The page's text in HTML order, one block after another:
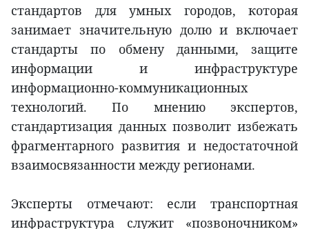
стандартов для умных городов, которая
занимает значительную долю и включает
стандарты по обмену данными, защите
информации и инфраструктуре
информационно-коммуникационных
технологий. По мнению экспертов,
стандартизация данных позволит избежать
фрагментарного развития и недостаточной
взаимосвязанности между регионами.
Эксперты отмечают: если транспортная
инфраструктура служит «позвоночником»